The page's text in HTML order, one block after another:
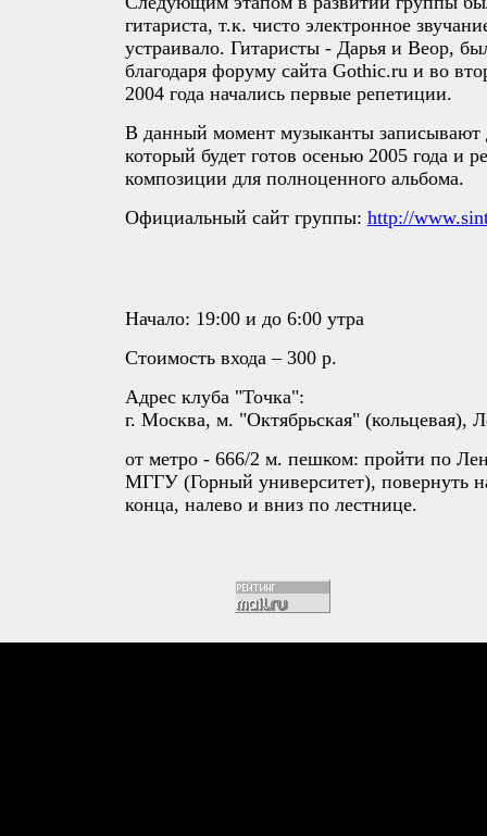
гитариста, т.к. чисто электронное
устраивало. Гитаристы - Дарья и Веор,
благодаря форуму сайта Gothic.ru и во
2004 года начались первые репетиции.
В данный момент музыканты записывают
который будет готов осенью 2005 года и
композиции для полноценного альбома.
Официальный сайт группы: http://
Начало: 19:00 и до 6:00 утра
Стоимость входа – 300 р.
Адрес клуба "Точка":
г. Москва, м. "Октябрьская" (кольцевая),
от метро - 666/2 м. пешком: пройти по
МГГУ (Горный университет), повернуть
конца, налево и вниз по лестнице.